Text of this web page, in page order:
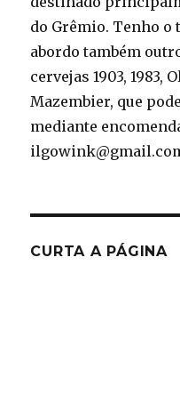
do Grêmio. Tenho
abordo também
cervejas 1903, 1983,
Mazembier, que
mediante
CURTA A PÁGINA